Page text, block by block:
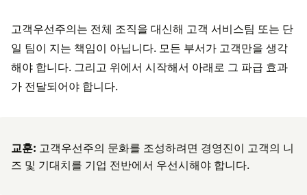
고객우선주의는 전체 조직을 대신해 고객 서비스팀 또는 단
일 팀이 지는 책임이 아닙니다. 모든 부서가 고객만을 생각
해야 합니다. 그리고 위에서 시작해서 아래로 그 파급 효과
가 전달되어야 합니다.
교훈: 고객우선주의 문화를 조성하려면 경영진이 고객의 니
즈 및 기대치를 기업 전반에서 우선시해야 합니다.